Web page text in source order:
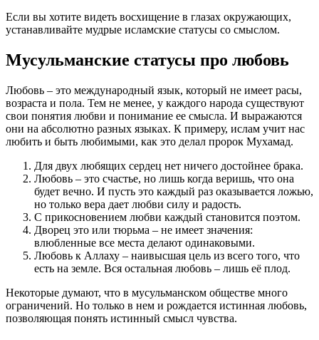
Если вы хотите видеть восхищение в глазах окружающих,
устанавливайте мудрые исламские статусы со смыслом.
Мусульманские статусы про любовь
Любовь – это международный язык, который не имеет расы,
возраста и пола. Тем не менее, у каждого народа существуют
свои понятия любви и понимание ее смысла. И выражаются
они на абсолютно разных языках. К примеру, ислам учит нас
любить и быть любимыми, как это делал пророк Мухамад.
Для двух любящих сердец нет ничего достойнее брака.
Любовь – это счастье, но лишь когда веришь, что она
будет вечно. И пусть это каждый раз оказывается ложью,
но только вера дает любви силу и радость.
С прикосновением любви каждый становится поэтом.
Дворец это или тюрьма – не имеет значения:
влюбленные все места делают одинаковыми.
Любовь к Аллаху – наивысшая цель из всего того, что
есть на земле. Вся остальная любовь – лишь её плод.
Некоторые думают, что в мусульманском обществе много
ограничений. Но только в нем и рождается истинная любовь,
позволяющая понять истинный смысл чувства.